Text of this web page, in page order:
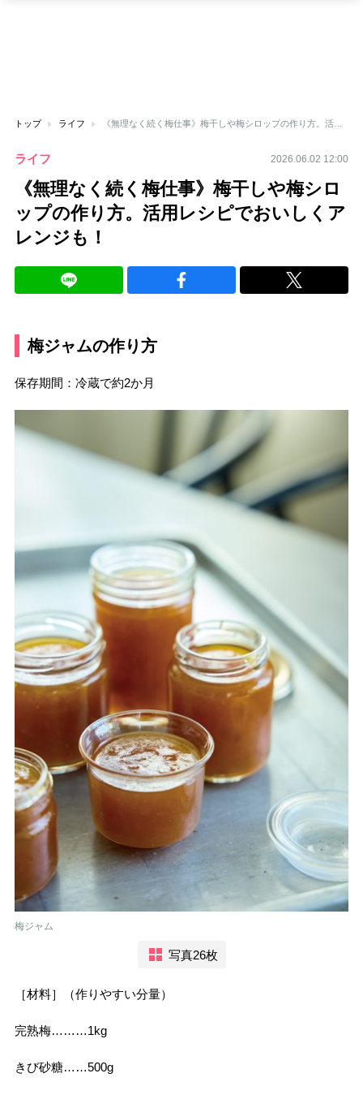
トップ ライフ 《無理なく続く梅仕事》梅干しや梅シロップの作り方。活用レシピでおいしくアレンジも！
ライフ 2026.06.02 12:00
《無理なく続く梅仕事》梅干しや梅シロ
ップの作り方。活用レシピでおいしくア
レンジも！
梅ジャムの作り方
保存期間：冷蔵で約2か月
梅ジャム
写真26枚
［材料］（作りやすい分量）
完熟梅………1kg
きび砂糖……500g